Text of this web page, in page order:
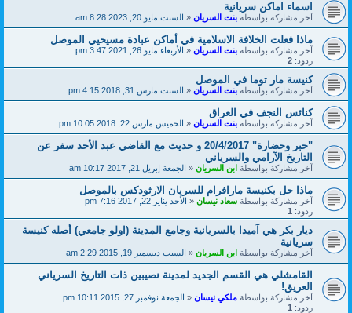
اسماء اماكن سريانية
آخر مشاركة بواسطة بنت السريان « السبت مايو 20, 2023 8:28 am
ماذا فعلت الخلافة الاسلامية في أماكن عبادة مسيحيي الموصل
آخر مشاركة بواسطة بنت السريان « الأربعاء مايو 26, 2021 3:47 pm
ردود: 2
كنيسة مار توما في الموصل
آخر مشاركة بواسطة بنت السريان « السبت مارس 31, 2018 4:15 pm
كنائس النجف في العراق
آخر مشاركة بواسطة بنت السريان « الخميس مارس 22, 2018 10:05 pm
"حبر وحضارة" 20/4/2017 و حديث مع القاضي عبد الأحد سفر عن
التاريخ الآرامي والسرياني
آخر مشاركة بواسطة ابن السريان « الجمعة إبريل 21, 2017 10:17 am
ماذا حل بكنيسة مارافرام للسريان الارثودكس بالموصل
آخر مشاركة بواسطة سعاد نيسان « الأحد يناير 22, 2017 7:16 pm
ردود: 1
ديار بكر هي آميدا بالسريانية وجامع المدينة (اولو جامعي) أصله كنيسة
سريانية
آخر مشاركة بواسطة ابن السريان « السبت ديسمبر 19, 2015 2:29 am
القامشلي هي القسم الجديد لمدينة نصيبين ذات التاريخ السرياني
العريق!
آخر مشاركة بواسطة ملكي نيسان « الجمعة نوفمبر 27, 2015 10:11 pm
ردود: 1